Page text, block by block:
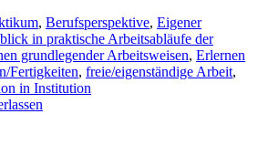
, Berufsperspektive, Eigener
in praktische Arbeitsabläufe der
grundlegender Arbeitsweisen, Erlernen
Fertigkeiten, freie/eigenständige Arbeit,
in Institution